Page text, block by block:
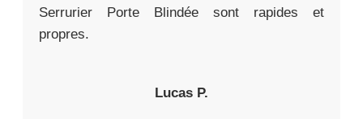
Serrurier Porte Blindée sont rapides et
propres.
Lucas P.